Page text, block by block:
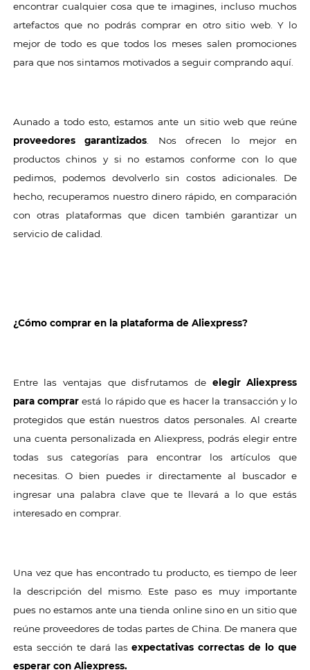
encontrar cualquier cosa que te imagines, incluso muchos
artefactos que no podrás comprar en otro sitio web. Y lo
mejor de todo es que todos los meses salen promociones
para que nos sintamos motivados a seguir comprando aquí.
Aunado a todo esto, estamos ante un sitio web que reúne
proveedores garantizados . Nos ofrecen lo mejor en
productos chinos y si no estamos conforme con lo que
pedimos, podemos devolverlo sin costos adicionales. De
hecho, recuperamos nuestro dinero rápido, en comparación
con otras plataformas que dicen también garantizar un
servicio de calidad.
¿Cómo comprar en la plataforma de Aliexpress?
Entre las ventajas que disfrutamos de elegir Aliexpress
para comprar está lo rápido que es hacer la transacción y lo
protegidos que están nuestros datos personales. Al crearte
una cuenta personalizada en Aliexpress, podrás elegir entre
todas sus categorías para encontrar los artículos que
necesitas. O bien puedes ir directamente al buscador e
ingresar una palabra clave que te llevará a lo que estás
interesado en comprar.
Una vez que has encontrado tu producto, es tiempo de leer
la descripción del mismo. Este paso es muy importante
pues no estamos ante una tienda online sino en un sitio que
reúne proveedores de todas partes de China. De manera que
esta sección te dará lasexpectativas correctas de lo que
esperar con Aliexpress.